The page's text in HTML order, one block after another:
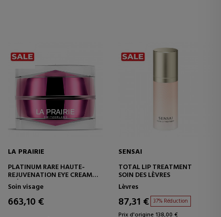
LA PRAIRIE
PLATINUM RARE HAUTE-
REJUVENATION EYE CREAM
CRÈME CONTOUR DES YEUX
Soin visage
663,10 €
SENSAI
TOTAL LIP TREATMENT
SOIN DES LÈVRES
Lèvres
87,31 € 37% Réduction
Prix d'origine 138,00 €